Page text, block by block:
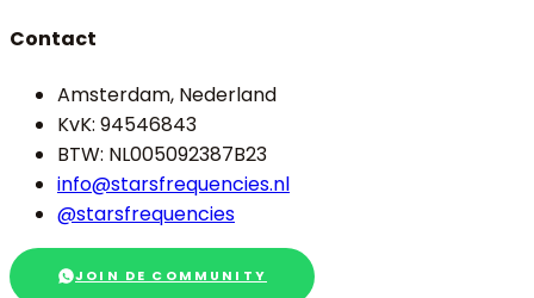
Contact
Amsterdam, Nederland
KvK: 94546843
BTW: NL005092387B23
info@starsfrequencies.nl
@starsfrequencies
JOIN DE COMMUNITY